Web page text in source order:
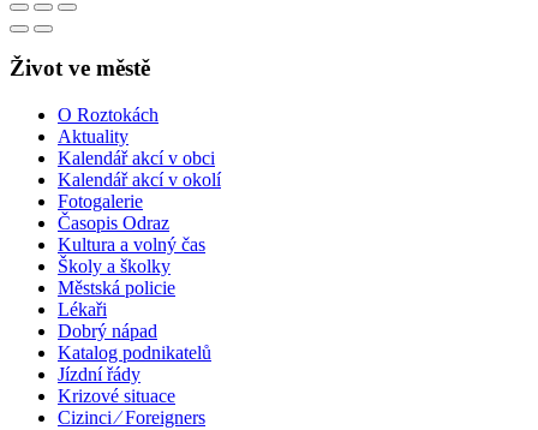
Život ve městě
O Roztokách
Aktuality
Kalendář akcí v obci
Kalendář akcí v okolí
Fotogalerie
Časopis Odraz
Kultura a volný čas
Školy a školky
Městská policie
Lékaři
Dobrý nápad
Katalog podnikatelů
Jízdní řády
Krizové situace
Cizinci ⁄ Foreigners